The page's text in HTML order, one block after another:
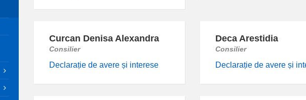
Curcan Denisa Alexandra
Consilier
Declarație de avere și interese
Deca Arestidia
Consilier
Declarație de avere și